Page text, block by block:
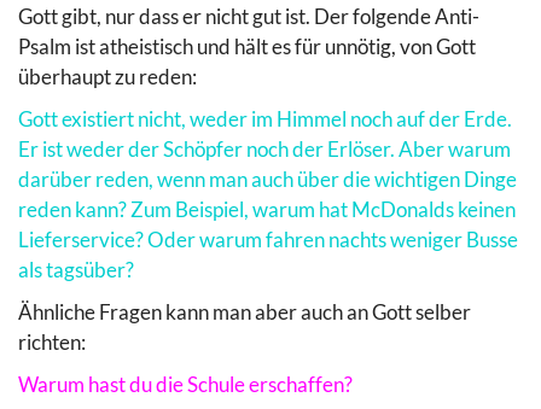
Gott gibt, nur dass er nicht gut ist. Der folgende Anti-
Psalm ist atheistisch und hält es für unnötig, von Gott
überhaupt zu reden:
Gott existiert nicht, weder im Himmel noch auf der Erde.
Er ist weder der Schöpfer noch der Erlöser. Aber warum
darüber reden, wenn man auch über die wichtigen Dinge
reden kann? Zum Beispiel, warum hat McDonalds keinen
Lieferservice? Oder warum fahren nachts weniger Busse
als tagsüber?
Ähnliche Fragen kann man aber auch an Gott selber
richten:
Warum hast du die Schule erschaffen?